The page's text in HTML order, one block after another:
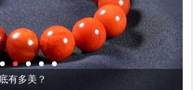
有多美？